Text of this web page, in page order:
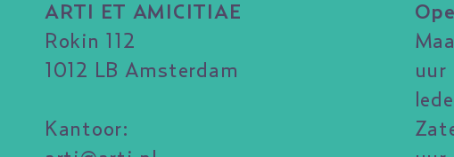
ARTI ET AMICITIAE
Rokin 112
1012 LB Amsterdam
Kantoor:
uur